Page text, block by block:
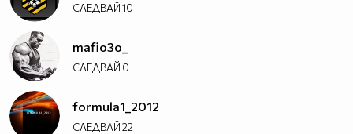
СЛЕДВАЙ10
mafio3o_
СЛЕДВАЙ 0
formula1_2012
СЛЕДВАЙ22